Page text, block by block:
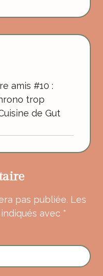
amis #10 :
trop
de Gut
pas publiée. Les
avec *